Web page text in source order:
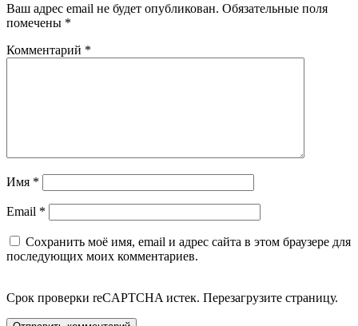
Ваш адрес email не будет опубликован. Обязательные поля
помечены *
Комментарий *
Имя *
Email *
Сохранить моё имя, email и адрес сайта в этом браузере для
последующих моих комментариев.
Срок проверки reCAPTCHA истек. Перезагрузите страницу.